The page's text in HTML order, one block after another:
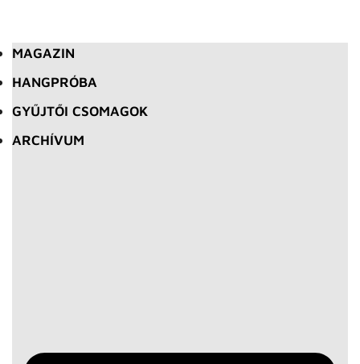
MAGAZIN
HANGPRÓBA
GYŰJTŐI CSOMAGOK
ARCHÍVUM